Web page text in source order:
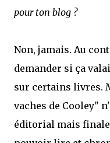
pour ton blog ?
Non, jamais. Au
demander si ça
sur certains livres.
vaches de Cooley"
éditorial mais